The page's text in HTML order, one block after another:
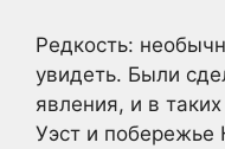
Редкость:
увидеть. Были
явления, и в
Уэст и побережье